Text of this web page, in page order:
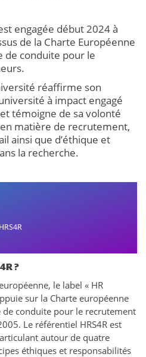
engagée début 2024 à
de la Charte Européenne
de conduite pour le
réaffirme son
à impact engagé
témoigne de sa volonté
matière de recrutement,
ainsi que d’éthique et
la recherche.
?
le label « HR
sur la Charte européenne
de conduite pour le recrutement
Le référentiel HRS4R est
autour de quatre
éthiques et responsabilités